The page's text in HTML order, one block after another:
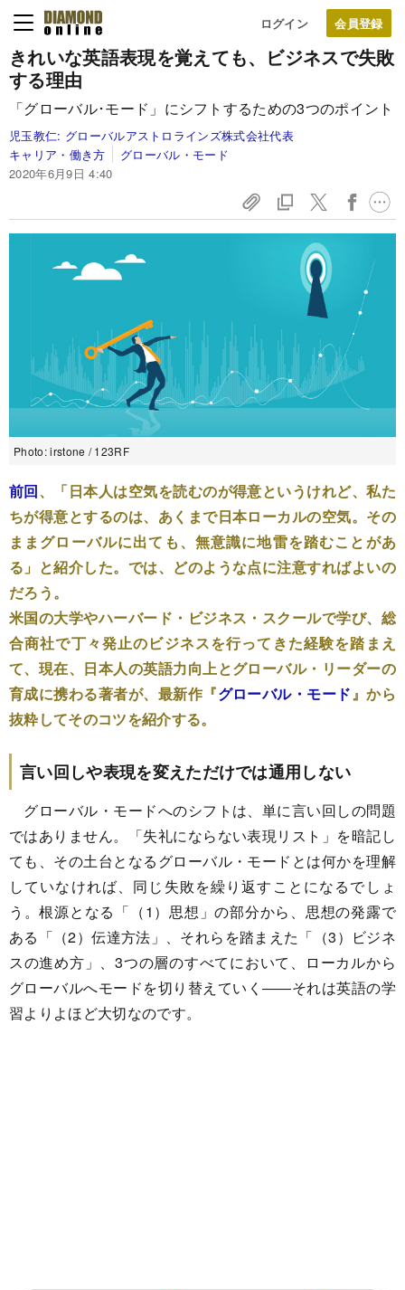
ログイン
きれいな英語表現を覚えても、ビジネスで失敗
する理由
「グローバル･モード」にシフトするための3つのポイント
児玉教仁: グローバルアストロラインズ株式会社代表
キャリア・働き方
グローバル・モード
2020年6月9日 4:40
Photo: irstone / 123RF
前回、「日本人は空気を読むのが得意というけれど、私た
ちが得意とするのは、あくまで日本ローカルの空気。その
ままグローバルに出ても、無意識に地雷を踏むことがあ
る」と紹介した。では、どのような点に注意すればよいの
だろう。
米国の大学やハーバード・ビジネス・スクールで学び、総
合商社で丁々発止のビジネスを行ってきた経験を踏まえ
て、現在、日本人の英語力向上とグローバル・リーダーの
育成に携わる著者が、最新作『グローバル・モード』から
抜粋してそのコツを紹介する。
言い回しや表現を変えただけでは通用しない
グローバル・モードへのシフトは、単に言い回しの問題
ではありません。「失礼にならない表現リスト」を暗記し
ても、その土台となるグローバル・モードとは何かを理解
していなければ、同じ失敗を繰り返すことになるでしょ
う。根源となる「（1）思想」の部分から、思想の発露で
ある「（2）伝達方法」、それらを踏まえた「（3）ビジネ
スの進め方」、3つの層のすべてにおいて、ローカルから
グローバルへモードを切り替えていく――それは英語の学
習よりよほど大切なのです。